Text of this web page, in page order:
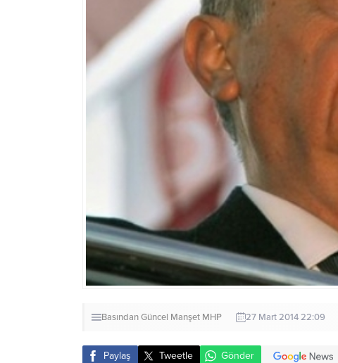
BasındanGüncel Manşet MHP 27 Mart 2014 22:09
Paylaş Tweetle Gönder